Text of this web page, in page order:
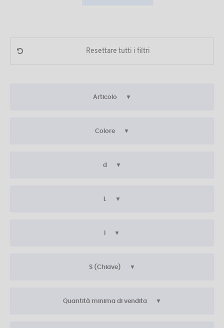
Resettare tutti i filtri
Articolo
Colore
d
L
S (Chiave)
Quantità minima di vendita